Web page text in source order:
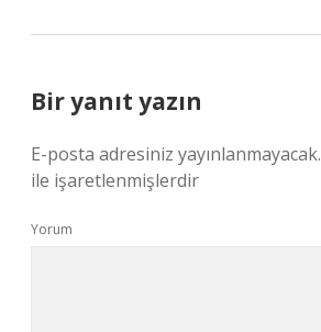
Bir yanıt yazın
E-posta adresiniz yayınlanmayacak.
ile işaretlenmişlerdir
Yorum